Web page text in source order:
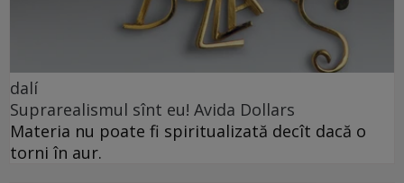
dalí
Suprarealismul sînt eu! Avida Dollars
Materia nu poate fi spiritualizată decît dacă o
torni în aur.